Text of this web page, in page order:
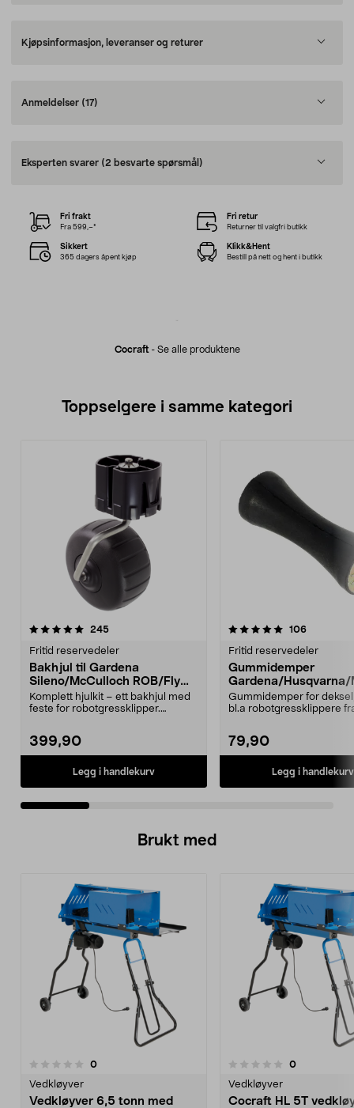
Kjøpsinformasjon, leveranser og returer
Anmeldelser (17)
Eksperten svarer (2 besvarte spørsmål)
Cocraft- Se alle produktene
Fri frakt
Fra 599,–*
Fri retur
Returner til valgfri butikk
Sikkert
365 dagers åpent kjøp
Klikk&Hent
Bestill på nett og hent i butikk
Toppselgere i samme kategori
245anmeldelser
Fritid reservedeler
Bakhjul til Gardena
Sileno/McCulloch ROB/Flymo
Easilife
Komplett hjulkit – ett bakhjul med
feste for robotgressklipper.
399,90
Legg i handlekurv
5.0 av 5 stjerner 106
Fritid reservedeler
Gummidemper
Gardena/Husqvarna/
ch/Flymo
Gummidemper for
bl.a robotgressklippere
79,90
Legg i handlekurv
4.5 av 5 stjerner
Brukt med
0anmeldelser
Vedkløyver
Vedkløyver 6,5 tonn med
0.0 av 5 stjerner 0anmeldelser
Vedkløyver
Cocraft HL 5T